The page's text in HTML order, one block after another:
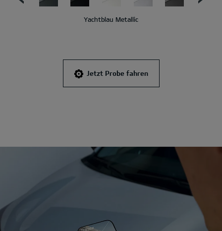
Yachtblau Metallic
Jetzt Probe fahren